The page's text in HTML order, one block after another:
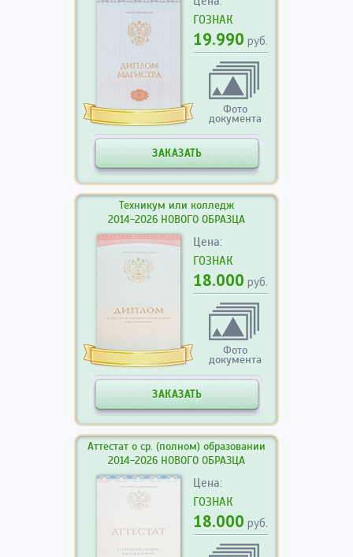
ГОЗНАК
19.990 руб.
Фото
документа
ЗАКАЗАТЬ
Техникум или колледж
2014-2026 НОВОГО ОБРАЗЦА
Цена:
ГОЗНАК
18.000 руб.
Фото
документа
ЗАКАЗАТЬ
Аттестат о ср. (полном) образовании
2014-2026 НОВОГО ОБРАЗЦА
Цена:
ГОЗНАК
18.000 руб.